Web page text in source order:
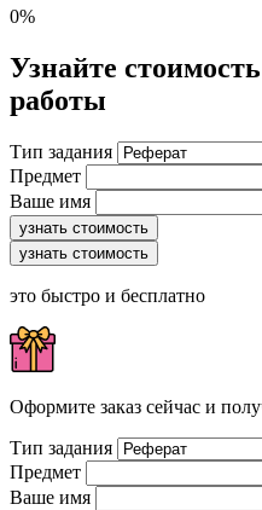
0%
Узнайте
работы
Тип задания
Предмет
Ваше имя
узнать стоимость
узнать стоимость
это быстро и бесплатно
Оформите заказ сейчас и
Тип задания
Предмет
Ваше имя